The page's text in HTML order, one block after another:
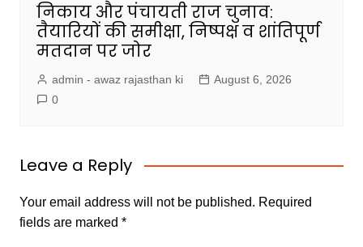
निकाय और पंचायती राज चुनाव:
तैयारियों की समीक्षा, निष्पक्ष व शांतिपूर्ण
मतदान पर जोर
admin - awaz rajasthan ki
August 6, 2026
0
Leave a Reply
Your email address will not be published. Required
fields are marked *